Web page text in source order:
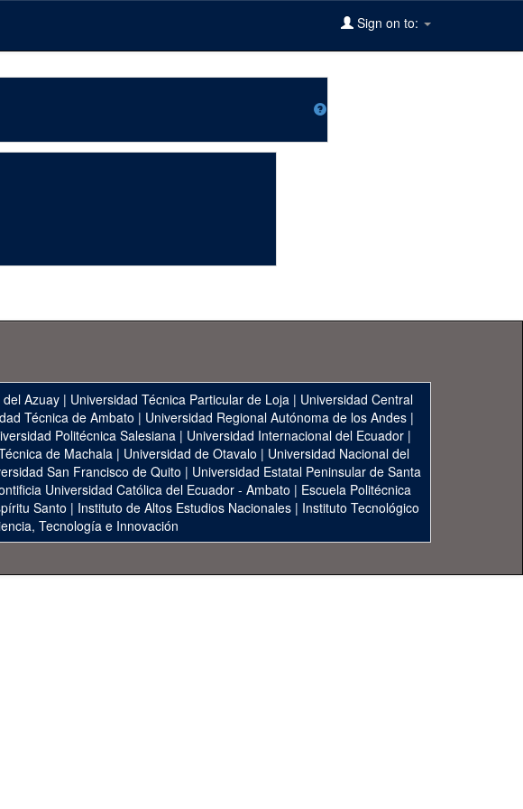
Sign on to:
Azuay | Universidad Técnica Particular de Loja | Universidad Central
Técnica de Ambato | Universidad Regional Autónoma de los Andes|
Politécnica Salesiana| Universidad Internacional del Ecuador|
de Machala | Universidad de Otavalo | Universidad Nacional del
San Francisco de Quito | Universidad Estatal Peninsular de Santa
Universidad Católica del Ecuador - Ambato | Escuela Politécnica
Santo | Instituto de Altos Estudios Nacionales | Instituto Tecnológico
Tecnología e Innovación